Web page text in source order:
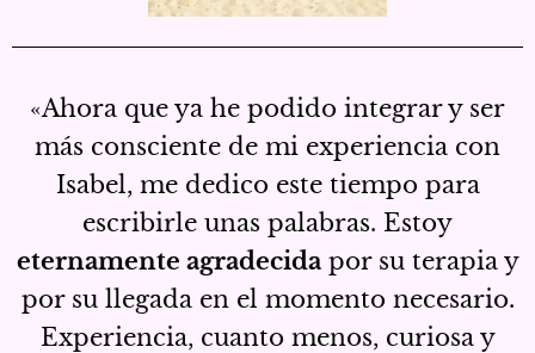
«Ahora que ya he podido integrar y ser
más consciente de mi experiencia con
Isabel, me dedico este tiempo para
escribirle unas palabras. Estoy
eternamente agradecidapor su terapia y
por su llegada en el momento necesario.
Experiencia, cuanto menos, curiosa y